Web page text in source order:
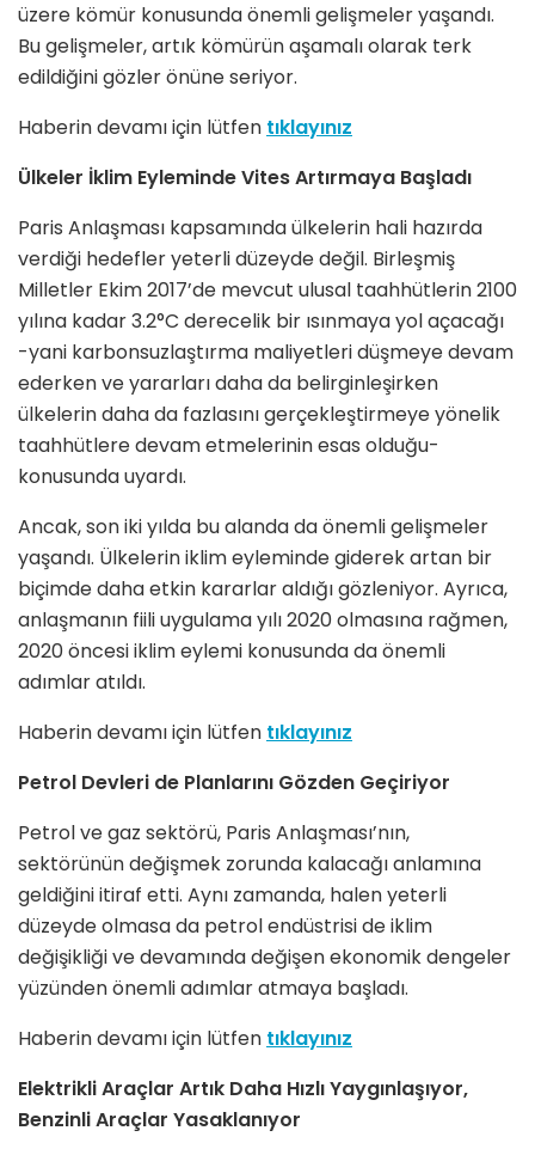
üzere kömür konusunda önemli gelişmeler yaşandı.
Bu gelişmeler, artık kömürün aşamalı olarak terk
edildiğini gözler önüne seriyor.
Haberin devamı için lütfen tıklayınız
Ülkeler İklim Eyleminde Vites Artırmaya Başladı
Paris Anlaşması kapsamında ülkelerin hali hazırda
verdiği hedefler yeterli düzeyde değil. Birleşmiş
Milletler Ekim 2017’de mevcut ulusal taahhütlerin 2100
yılına kadar 3.2°C derecelik bir ısınmaya yol açacağı
-yani karbonsuzlaştırma maliyetleri düşmeye devam
ederken ve yararları daha da belirginleşirken
ülkelerin daha da fazlasını gerçekleştirmeye yönelik
taahhütlere devam etmelerinin esas olduğu-
konusunda uyardı.
Ancak, son iki yılda bu alanda da önemli gelişmeler
yaşandı. Ülkelerin iklim eyleminde giderek artan bir
biçimde daha etkin kararlar aldığı gözleniyor. Ayrıca,
anlaşmanın fiili uygulama yılı 2020 olmasına rağmen,
2020 öncesi iklim eylemi konusunda da önemli
adımlar atıldı.
Haberin devamı için lütfen tıklayınız
Petrol Devleri de Planlarını Gözden Geçiriyor
Petrol ve gaz sektörü, Paris Anlaşması’nın,
sektörünün değişmek zorunda kalacağı anlamına
geldiğini itiraf etti. Aynı zamanda, halen yeterli
düzeyde olmasa da petrol endüstrisi de iklim
değişikliği ve devamında değişen ekonomik dengeler
yüzünden önemli adımlar atmaya başladı.
Haberin devamı için lütfen tıklayınız
Elektrikli Araçlar Artık Daha Hızlı Yaygınlaşıyor,
Benzinli Araçlar Yasaklanıyor